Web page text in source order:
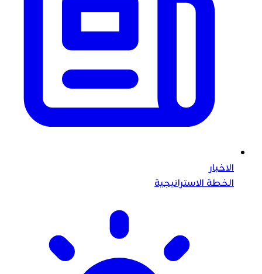
الاخبار
الخطة الاستراتيجية